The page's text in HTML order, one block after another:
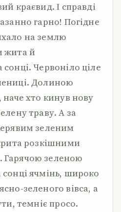
краєвид. І справді
гарно! Погідне
на землю
жита й
Червоніло ціле
Долиною
наче хто кинув нову
траву. А за
зеленим
розкішними
зеленою
ячмінь, широко
зеленого вівса, а
темніє просо.